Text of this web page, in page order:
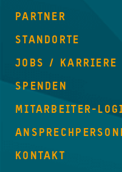
PARTNER
STANDORTE
JOBS / KARRIERE
SPENDEN
MITARBEITER-
KONTAKT